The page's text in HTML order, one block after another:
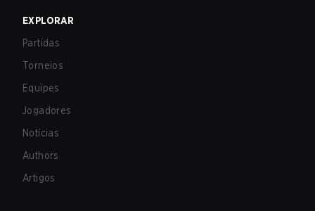
EXPLORAR
Partidas
Torneios
Equipes
Jogadores
Notícias
Authors
Artigos